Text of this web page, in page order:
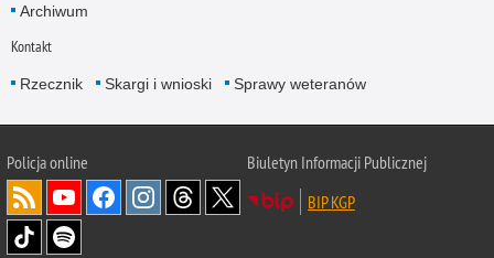
Archiwum
Kontakt
Rzecznik Skargi i wnioski Sprawy weteranów
Policjaonline
Biuletyn Informacji Publicznej
BIP KGP